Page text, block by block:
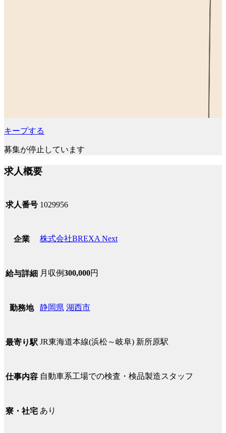
キープする
募集が停止しています
求人概要
求人番号 1029956
企業 株式会社BREXA Next
給与詳細 月収例300,000円
勤務地 静岡県 湖西市
最寄り駅 JR東海道本線(浜松～岐阜) 新所原駅
仕事内容 自動車系工場での検査・検品製造スタッフ
寮・社宅 あり